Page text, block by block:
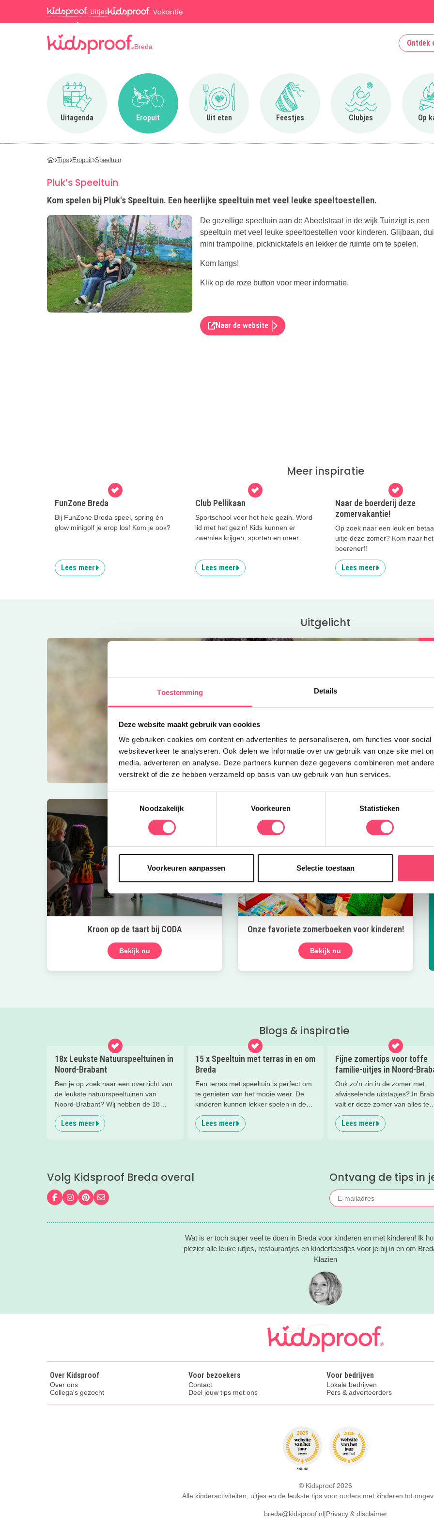
Toestemming Details
Deze website maakt gebruik van cookies
We gebruiken cookies om content en advertenties te personaliseren, om functies voor social
websiteverkeer te analyseren. Ook delen we informatie over uw gebruik van onze site met
media, adverteren en analyse. Deze partners kunnen deze gegevens combineren met
verstrekt of die ze hebben verzameld op basis van uw gebruik van hun services.
Noodzakelijk
Voorkeuren Statistieken
Voorkeuren aanpassen Selectie toestaan
Breda Ontdek
Uitagenda
Ga naar Uitagenda
Eropuit
Ga naar Eropuit
Uit eten
Ga naar Uit eten
Feestjes
Ga naar Feestjes
Clubjes
Ga naar Clubjes
Op
Tips Eropuit Speeltuin
Pluk’s Speeltuin
Kom spelen bij Pluk's Speeltuin. Een heerlijke speeltuin met veel leuke speeltoestellen.
De gezellige speeltuin aan de Abeelstraat in de wijk Tuinzigt is een
speeltuin met veel leuke speeltoestellen voor kinderen. Glijbaan,
mini trampoline, picknicktafels en lekker de ruimte om te spelen.
Kom langs!
Klik op de roze button voor meer informatie.
Naar de website
Meer inspiratie
FunZone Breda
Bij FunZone Breda speel, spring én
glow minigolf je erop los! Kom je ook?
Lees meer
Club Pellikaan
Sportschool voor het hele gezin. Word
lid met het gezin! Kids kunnen er
zwemles krijgen, sporten en meer.
Lees meer
Naar de boerderij deze
zomervakantie!
Op zoek naar een leuk en
uitje deze zomer? Kom naar het
boerenerf!
Lees meer
Uitgelicht
Kroon op de taart bij CODA
Bekijk nu
Onze favoriete zomerboeken voor kinderen!
Bekijk nu
Blogs & inspiratie
18x Leukste Natuurspeeltuinen in
Noord-Brabant
Ben je op zoek naar een overzicht van
de leukste natuurspeeltuinen van
Noord-Brabant? Wij hebben de 18
leukste natuurspeeltuinen voor je op
een rij gezet. Veel plezier in de
Lees meer
15 x Speeltuin met terras in en om
Breda
Een terras met speeltuin is perfect om
te genieten van het mooie weer. De
kinderen kunnen lekker spelen in de
speeltuin, terwijl jij een drankje drinkt
op het terras. Ideale combinatie.
Lees meer
Fijne zomertips voor toffe
familie-uitjes in Noord-
Ook zo'n zin in de zomer met
afwisselende uitstapjes? In
valt er deze zomer van alles te
beleven. Trek erop uit in de
natuur, ga voor een actief uitje,
Lees meer
Volg Kidsproof Breda overal
Volg ons op Facebook
Volg ons op Instagram
Volg ons op Pinterest
Mail ons
Ontvang de tips in
Wat is er toch super veel te doen in Breda voor kinderen en met kinderen! Ik
plezier alle leuke uitjes, restaurantjes en kinderfeestjes voor je bij in en om
Klazien
Over Kidsproof
Over ons
Collega's gezocht
Voor bezoekers
Contact
Deel jouw tips met ons
Voor bedrijven
Lokale bedrijven
Pers & adverteerders
© Kidsproof 2026
Alle kinderactiviteiten, uitjes en de leukste tips voor ouders met kinderen tot
breda@kidsproof.nl|Privacy & disclaimer